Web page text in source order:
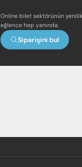
Online bilet sektörünün
eğlence hep yanında.
Siparişini bul